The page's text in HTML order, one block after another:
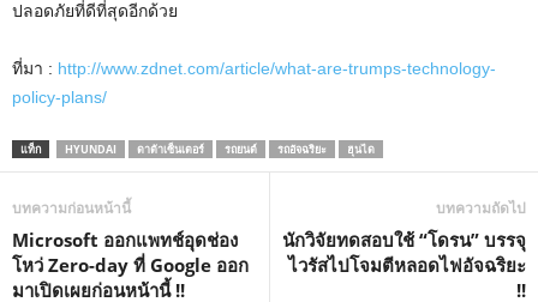
ปลอดภัยที่ดีที่สุดอีกด้วย
ที่มา : http://www.zdnet.com/article/what-are-trumps-technology-
policy-plans/
แท็ก HYUNDAI ดาต้าเซ็นเตอร์ รถยนต์ รถอัจฉริยะ ฮุนได
บทความก่อนหน้านี้
Microsoft ออกแพทช์อุดช่อง
โหว่ Zero-day ที่ Google ออก
มาเปิดเผยก่อนหน้านี้ !!
บทความถัดไป
นักวิจัยทดสอบใช้ “โดรน” บรรจุ
ไวรัสไปโจมตีหลอดไฟอัจฉริยะ
!!